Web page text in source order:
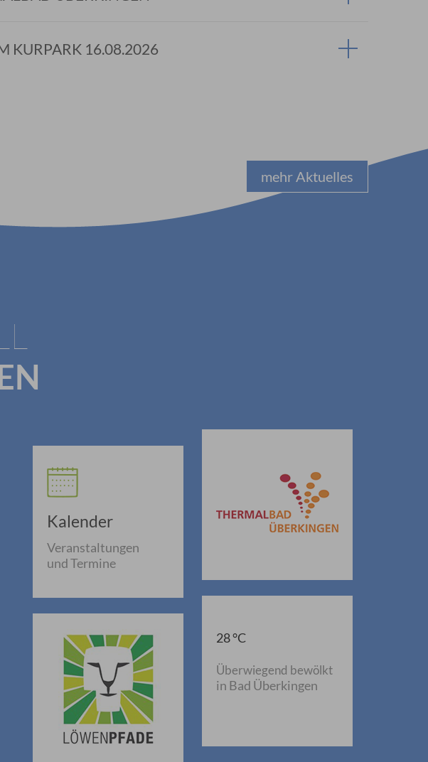
KURPARK 16.08.2026
mehr Aktuelles
Kalender
Veranstaltungen
und Termine
28 °C
Überwiegend bewölkt
in Bad Überkingen